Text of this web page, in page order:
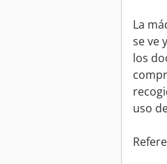
La
se ve
los
uso